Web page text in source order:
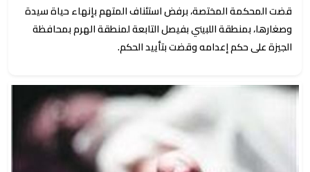
قضت المحكمة المختصة، برفض استئناف المتهم بإنهاء حياة سيدة
وصغارها، بمنطقة اللبيني بفيصل التابعة لمنطقة الهرم بمحافظة
الجيزة على حكم إعدامه وقضت بتأييد الحكم.